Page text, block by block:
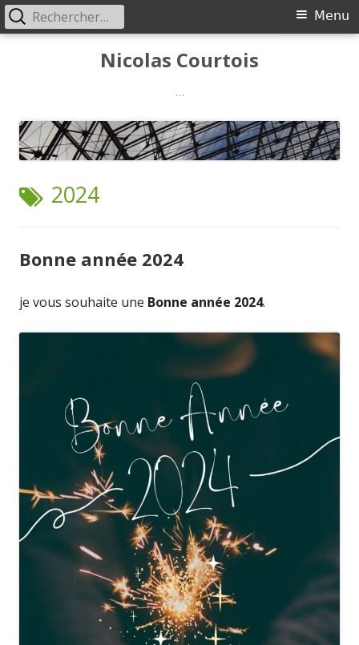
Nicolas Courtois
…
Menu
Menu
Rechercher :
ÉTIQUETTE :
2024
Bonne année 2024
je vous souhaite une Bonne année 2024.